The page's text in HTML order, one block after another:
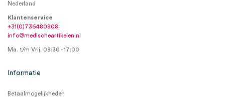
Nederland
Klantenservice
+31(0)736480808
info@medischeartikelen.nl
Ma. t/m Vrij. 08:30 - 17:00
Informatie
Betaalmogelijkheden